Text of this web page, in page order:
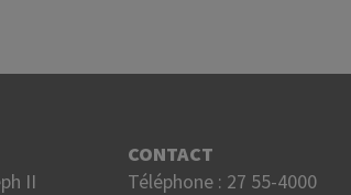
II
CONTACT
Téléphone : 27 55-4000